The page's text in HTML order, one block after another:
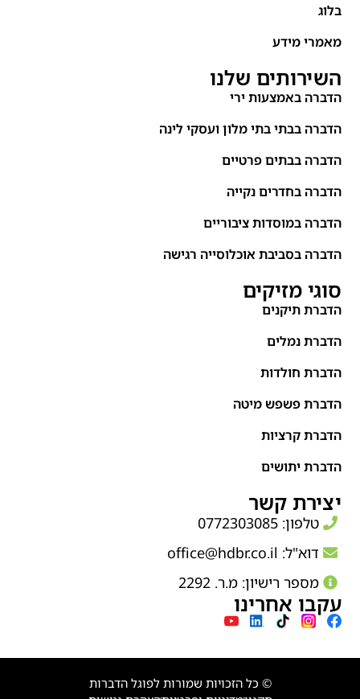
בלוג
מאמרי מידע
השירותים שלנו
הדברה באמצעות ירי
הדברה בבתי בתי מלון ועסקי לינה
הדברה בבתים פרטיים
הדברה בחדרים נקייה
הדברה במוסדות ציבוריים
הדברה בסביבת אוכלוסייה רגישה
סוגי מזיקים
הדברת תיקנים
הדברת נמלים
הדברת חולדות
הדברת פשפש מיטה
הדברת קרציות
הדברת יתושים
יצירת קשר
טלפון: 0772303085
דוא"ל: office@hdbr.co.il
מספר רישיון: מ.ר. 2292
עקבו אחרינו
© כל הזכויות שמורות לפוגל הדברות